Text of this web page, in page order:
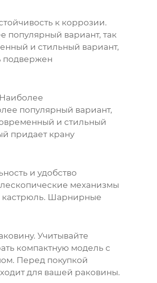
к коррозии.
популярный вариант, так
и стильный вариант,
подвержен
популярный вариант,
и стильный
придает крану
и удобство
механизмы
кастрюль. Шарнирные
Учитывайте
компактную модель с
Перед покупкой
для вашей раковины.